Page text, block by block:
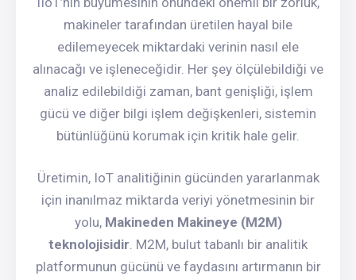
makineler tarafından üretilen hayal bile
edilemeyecek miktardaki verinin nasıl ele
alınacağı ve işleneceğidir. Her şey ölçülebildiği ve
analiz edilebildiği zaman, bant genişliği, işlem
gücü ve diğer bilgi işlem değişkenleri, sistemin
bütünlüğünü korumak için kritik hale gelir.
Üretimin, IoT analitiğinin gücünden yararlanmak
için inanılmaz miktarda veriyi yönetmesinin bir
yolu, Makineden Makineye (M2M)
teknolojisidir. M2M, bulut tabanlı bir analitik
platformunun gücünü ve faydasını artırmanın bir